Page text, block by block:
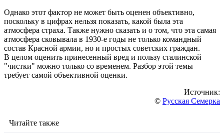
Однако этот фактор не может быть оценен объективно,
поскольку в цифрах нельзя показать, какой была эта
атмосфера страха. Также нужно сказать и о том, что эта самая
атмосфера сковывала в 1930-е годы не только командный
состав Красной армии, но и простых советских граждан.
В целом оценить принесенный вред и пользу сталинской
"чистки" можно только со временем. Разбор этой темы
требует самой объективной оценки.
Источник:
© Русская Семерка
Читайте также